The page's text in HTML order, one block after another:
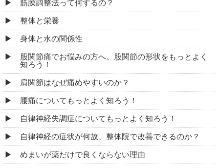
筋膜調整法って何するの？
整体と栄養
身体と水の関係性
股関節痛でお悩みの方へ。股関節の形状をもっとよく
知ろう！
肩関節はなぜ痛めやすいのか？
腰痛についてもっとよく知ろう！
自律神経失調症についてもっとよく知ろう！
自律神経の症状が何故、整体院で改善できるのか？
めまいが薬だけで良くならない理由